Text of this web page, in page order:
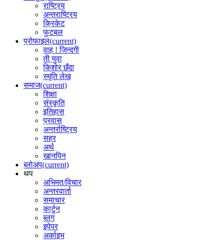
राष्ट्रिय
अन्तराष्ट्रिय
क्रिकेट
फुटबल
प्रोफाइल(current)
वाह ! जिन्दगी
ती युवा
किशोर छँदा
स्मृति लेख
समाज(current)
शिक्षा
संस्कृति
इतिहास
प्रवास
अन्तर्राष्ट्रिय
सहर
अर्थ
खानपिन
ब्लोअप(current)
थप
अभिमत/विचार
अन्तरवार्ता
समाचार
कार्टुन
ब्लग
इपेपर
अर्काइभ